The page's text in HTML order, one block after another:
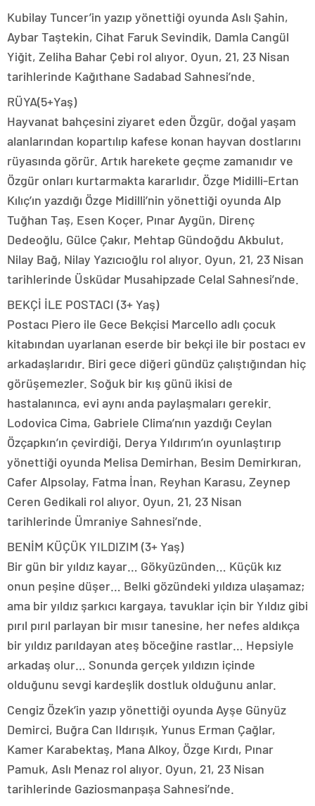
Kubilay Tuncer’in yazıp yönettiği oyunda Aslı Şahin,
Aybar Taştekin, Cihat Faruk Sevindik, Damla Cangül
Yiğit, Zeliha Bahar Çebi rol alıyor. Oyun, 21, 23 Nisan
tarihlerinde Kağıthane Sadabad Sahnesi’nde.
RÜYA(5+Yaş)
Hayvanat bahçesini ziyaret eden Özgür, doğal yaşam
alanlarından kopartılıp kafese konan hayvan dostlarını
rüyasında görür. Artık harekete geçme zamanıdır ve
Özgür onları kurtarmakta kararlıdır. Özge Midilli-Ertan
Kılıç’ın yazdığı Özge Midilli’nin yönettiği oyunda Alp
Tuğhan Taş, Esen Koçer, Pınar Aygün, Direnç
Dedeoğlu, Gülce Çakır, Mehtap Gündoğdu Akbulut,
Nilay Bağ, Nilay Yazıcıoğlu rol alıyor. Oyun, 21, 23 Nisan
tarihlerinde Üsküdar Musahipzade Celal Sahnesi’nde.
BEKÇİ İLE POSTACI (3+ Yaş)
Postacı Piero ile Gece Bekçisi Marcello adlı çocuk
kitabından uyarlanan eserde bir bekçi ile bir postacı ev
arkadaşlarıdır. Biri gece diğeri gündüz çalıştığından hiç
görüşemezler. Soğuk bir kış günü ikisi de
hastalanınca, evi aynı anda paylaşmaları gerekir.
Lodovica Cima, Gabriele Clima’nın yazdığı Ceylan
Özçapkın’ın çevirdiği, Derya Yıldırım’ın oyunlaştırıp
yönettiği oyunda Melisa Demirhan, Besim Demirkıran,
Cafer Alpsolay, Fatma İnan, Reyhan Karasu, Zeynep
Ceren Gedikali rol alıyor. Oyun, 21, 23 Nisan
tarihlerinde Ümraniye Sahnesi’nde.
BENİM KÜÇÜK YILDIZIM (3+ Yaş)
Bir gün bir yıldız kayar… Gökyüzünden… Küçük kız
onun peşine düşer… Belki gözündeki yıldıza ulaşamaz;
ama bir yıldız şarkıcı kargaya, tavuklar için bir Yıldız gibi
pırıl pırıl parlayan bir mısır tanesine, her nefes aldıkça
bir yıldız parıldayan ateş böceğine rastlar… Hepsiyle
arkadaş olur… Sonunda gerçek yıldızın içinde
olduğunu sevgi kardeşlik dostluk olduğunu anlar.
Cengiz Özek’in yazıp yönettiği oyunda Ayşe Günyüz
Demirci, Buğra Can Ildırışık, Yunus Erman Çağlar,
Kamer Karabektaş, Mana Alkoy, Özge Kırdı, Pınar
Pamuk, Aslı Menaz rol alıyor. Oyun, 21, 23 Nisan
tarihlerinde Gaziosmanpaşa Sahnesi’nde.